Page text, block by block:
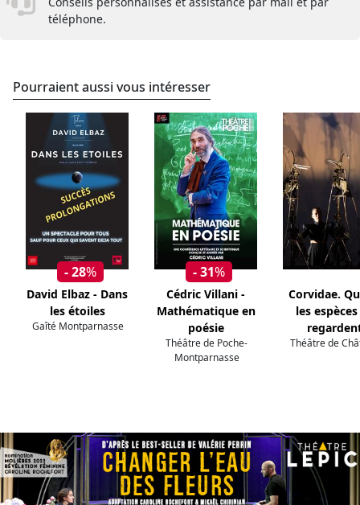
téléphone.
Pourraient aussi vous intéresser
- 28%
David Elbaz - Dans
les étoiles
Gaîté Montparnasse
- 31%
Cédric Villani -
Mathématique en
poésie
Théâtre de Poche-
Montparnasse
Corvidae.
les
Théâtre de